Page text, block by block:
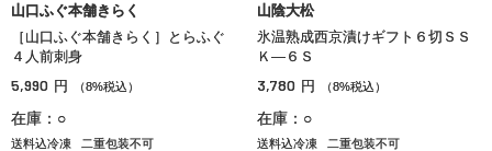
山口ふぐ本舗きらく
［山口ふぐ本舗きらく］とらふぐ
４人前刺身
5,990 円 （8%税込）
在庫：○
送料込冷凍 二重包装不可
山陰大松
氷温熟成西京漬けギフト６切ＳＳ
Ｋ―６Ｓ
3,780 円 （8%税込）
在庫：○
送料込冷凍 二重包装不可